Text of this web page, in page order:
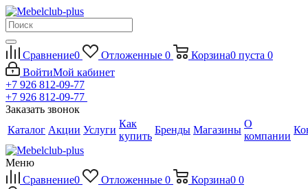
Сравнение0 Отложенные 0 Корзина0 пуста 0
ВойтиМой кабинет
+7 926 812-09-77
+7 926 812-09-77
Заказать звонок
Каталог Акции Услуги
Как
купить
Бренды Магазины
О
компании
Меню
Сравнение0 Отложенные 0 Корзина0 0